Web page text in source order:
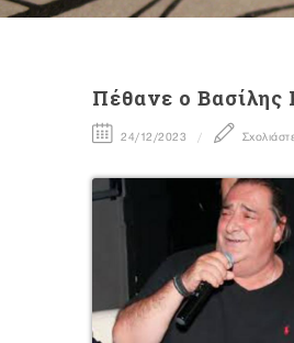
Πέθανε ο Βασίλης
24/12/2023